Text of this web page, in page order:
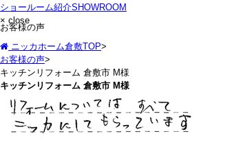
ショールーム紹介SHOWROOM
× close
お客様の声
ニッカホーム倉敷TOP>
お客様の声>
キッチンリフォーム 倉敷市 M様
キッチンリフォーム 倉敷市 M様